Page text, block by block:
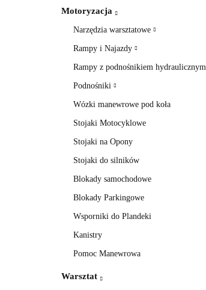
Motoryzacja
Narzędzia warsztatowe
Rampy i Najazdy
Rampy z podnośnikiem hydraulicznym
Podnośniki
Wózki manewrowe pod koła
Stojaki Motocyklowe
Stojaki na Opony
Stojaki do silników
Blokady samochodowe
Blokady Parkingowe
Wsporniki do Plandeki
Kanistry
Pomoc Manewrowa
Warsztat